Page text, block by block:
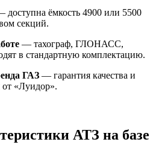
доступна ёмкость 4900 или 5500
секций.
— тахограф, ГЛОНАСС,
в стандартную комплектацию.
ГАЗ — гарантия качества и
от «Луидор».
АТЗ на базе